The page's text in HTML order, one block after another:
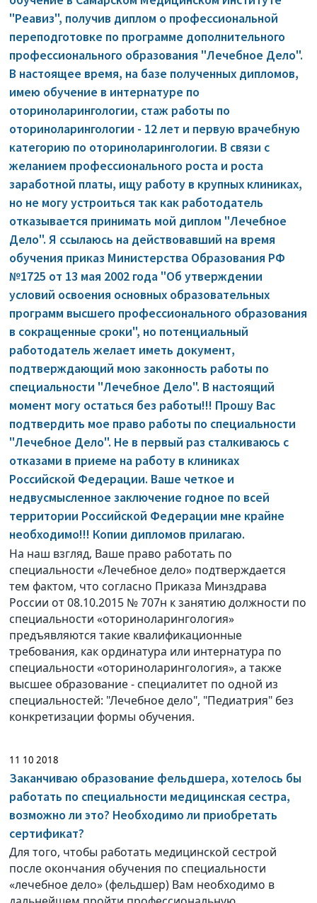
"Реавиз", получив диплом о профессиональной
переподготовке по программе дополнительного
профессионального образования "Лечебное Дело".
В настоящее время, на базе полученных дипломов,
имею обучение в интернатуре по
оториноларингологии, стаж работы по
оториноларингологии - 12 лет и первую врачебную
категорию по оториноларингологии. В связи с
желанием профессионального роста и роста
заработной платы, ищу работу в крупных клиниках,
но не могу устроиться так как работодатель
отказывается принимать мой диплом "Лечебное
Дело". Я ссылаюсь на действовавший на время
обучения приказ Министерства Образования РФ
№1725 от 13 мая 2002 года "Об утверждении
условий освоения основных образовательных
программ высшего профессионального образования
в сокращенные сроки", но потенциальный
работодатель желает иметь документ,
подтверждающий мою законность работы по
специальности "Лечебное Дело". В настоящий
момент могу остаться без работы!!! Прошу Вас
подтвердить мое право работы по специальности
"Лечебное Дело". Не в первый раз сталкиваюсь с
отказами в приеме на работу в клиниках
Российской Федерации. Ваше четкое и
недвусмысленное заключение годное по всей
территории Российской Федерации мне крайне
необходимо!!! Копии дипломов прилагаю.
На наш взгляд, Ваше право работать по
специальности «Лечебное дело» подтверждается
тем фактом, что согласно Приказа Минздрава
России от 08.10.2015 № 707н к занятию должности по
специальности «оториноларингология»
предъявляются такие квалификационные
требования, как ординатура или интернатура по
специальности «оториноларингология», а также
высшее образование - специалитет по одной из
специальностей: "Лечебное дело", "Педиатрия" без
конкретизации формы обучения.
11 10 2018
Заканчиваю образование фельдшера, хотелось бы
работать по специальности медицинская сестра,
возможно ли это? Необходимо ли приобретать
сертификат?
Для того, чтобы работать медицинской сестрой
после окончания обучения по специальности
«лечебное дело» (фельдшер) Вам необходимо в